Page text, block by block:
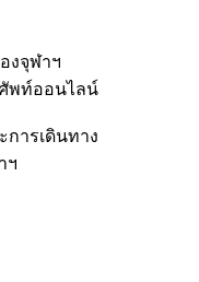
งจุฬาฯ
พท์ออนไลน์
การเดินทาง
ฯ